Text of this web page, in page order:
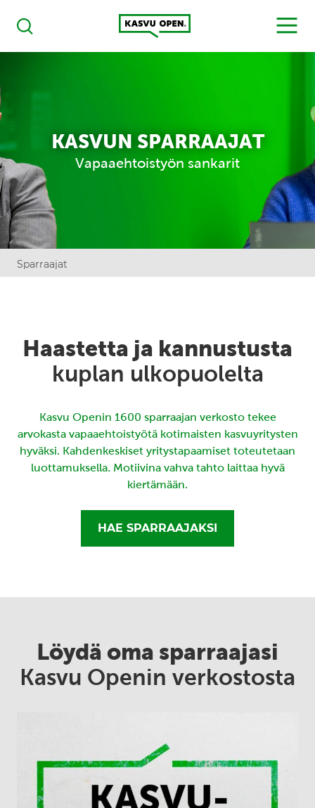
Haku
Kasvu Open
MENU
KASVUN SPARRAAJAT
Vapaaehtoistyön sankarit
Sparraajat
Haastetta ja kannustusta
kuplan ulkopuolelta
Kasvu Openin 1600 sparraajan verkosto tekee
arvokasta vapaaehtoistyötä kotimaisten kasvuyritysten
hyväksi. Kahdenkeskiset yritystapaamiset toteutetaan
luottamuksella. Motiivina vahva tahto laittaa hyvä
kiertämään.
HAE SPARRAAJAKSI
Löydä oma sparraajasi
Kasvu Openin verkostosta